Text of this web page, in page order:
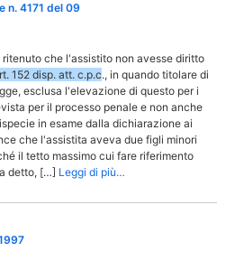
n. 4171 del 09
che l'assistito non avesse diritto
152 disp. att. c.p.c., in quando titolare di
esclusa l'elevazione di questo per i
per il processo penale e non anche
in esame dalla dichiarazione ai
che l'assistita aveva due figli minori
il tetto massimo cui fare riferimento
detto, […] Leggi di più…